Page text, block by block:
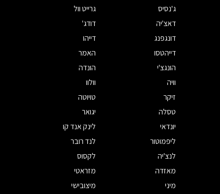
ג'נסיס
גרייט וול
דאצ'יה
דודג'
דונגפנג
דייהו
דייהטסו
האמר
הונגצ'י
הונדה
וויה
וולוו
זיקר
טויוטה
טסלה
יגואר
יונדאי
לינק אנד קו
ליפמוטור
לנד רובר
לנצ'יה
לקסוס
מאזדה
מזראטי
מיני
מיצובישי